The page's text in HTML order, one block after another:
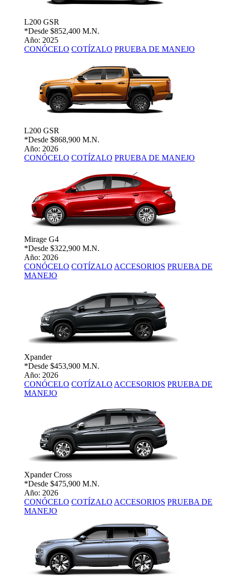
L200 GSR
*Desde $852,400 M.N.
Año: 2025
CONÓCELO COTÍZALO PRUEBA DE MANEJO
L200 GSR
*Desde $868,900 M.N.
Año: 2026
CONÓCELO COTÍZALO PRUEBA DE MANEJO
Mirage G4
*Desde $322,900 M.N.
Año: 2026
CONÓCELO COTÍZALO ACCESORIOS PRUEBA DE
MANEJO
Xpander
*Desde $453,900 M.N.
Año: 2026
CONÓCELO COTÍZALO ACCESORIOS PRUEBA DE
MANEJO
Xpander Cross
*Desde $475,900 M.N.
Año: 2026
CONÓCELO COTÍZALO ACCESORIOS PRUEBA DE
MANEJO